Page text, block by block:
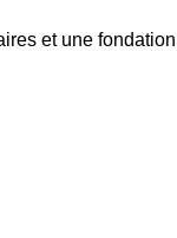
et une